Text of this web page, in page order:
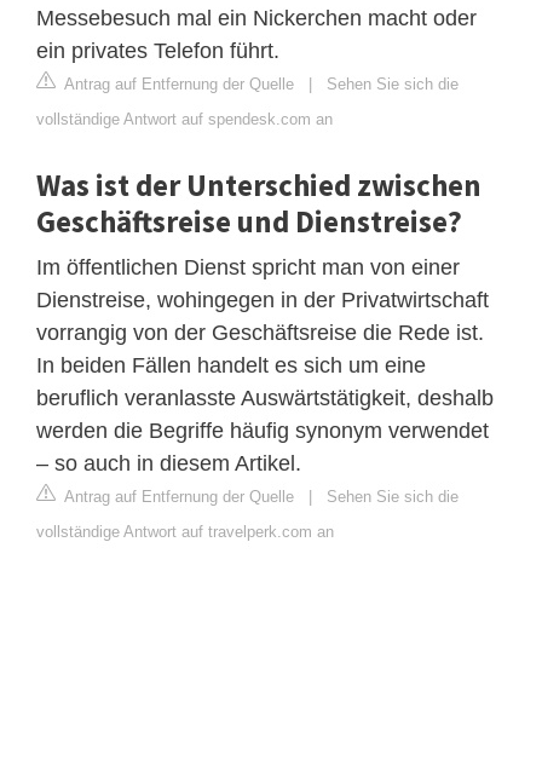
Messebesuch mal ein Nickerchen macht oder
ein privates Telefon führt.
Antrag auf Entfernung der Quelle | Sehen Sie sich die
vollständige Antwort auf spendesk.com an
Was ist der Unterschied zwischen
Geschäftsreise und Dienstreise?
Im öffentlichen Dienst spricht man von einer
Dienstreise, wohingegen in der Privatwirtschaft
vorrangig von der Geschäftsreise die Rede ist.
In beiden Fällen handelt es sich um eine
beruflich veranlasste Auswärtstätigkeit, deshalb
werden die Begriffe häufig synonym verwendet
– so auch in diesem Artikel.
Antrag auf Entfernung der Quelle | Sehen Sie sich die
vollständige Antwort auf travelperk.com an